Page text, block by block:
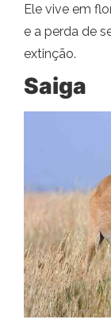
Ele vive em
e a perda de
extinção.
Saiga